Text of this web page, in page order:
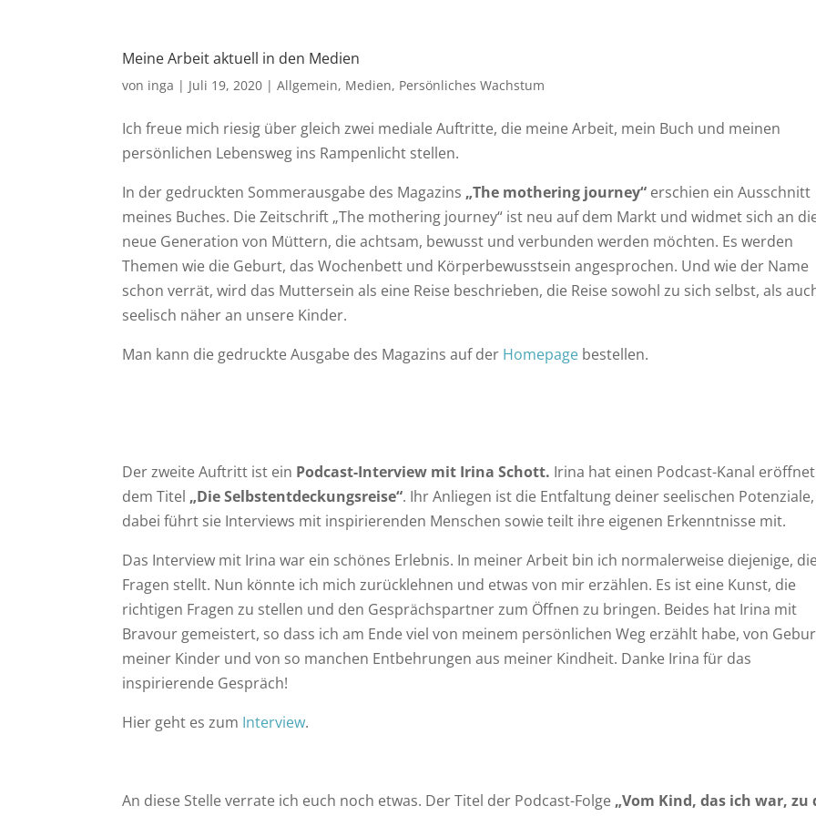
Meine Arbeit aktuell in den Medien
von inga | Juli 19, 2020 |Allgemein, Medien, Persönliches Wachstum
Ich freue mich riesig über gleich zwei mediale Auftritte, die meine Arbeit, mein Buch und meinen
persönlichen Lebensweg ins Rampenlicht stellen.
In der gedruckten Sommerausgabe des Magazins „The mothering journey“ erschien ein Ausschnitt
meines Buches. Die Zeitschrift „The mothering journey“ ist neu auf dem Markt und widmet sich an
neue Generation von Müttern, die achtsam, bewusst und verbunden werden möchten. Es werden
Themen wie die Geburt, das Wochenbett und Körperbewusstsein angesprochen. Und wie der Name
schon verrät, wird das Muttersein als eine Reise beschrieben, die Reise sowohl zu sich selbst, als
seelisch näher an unsere Kinder.
Man kann die gedruckte Ausgabe des Magazins auf der Homepage bestellen.
Der zweite Auftritt ist ein Podcast-Interview mit Irina Schott. Irina hat einen Podcast-Kanal
dem Titel „Die Selbstentdeckungsreise“. Ihr Anliegen ist die Entfaltung deiner seelischen Potenziale,
dabei führt sie Interviews mit inspirierenden Menschen sowie teilt ihre eigenen Erkenntnisse mit.
Das Interview mit Irina war ein schönes Erlebnis. In meiner Arbeit bin ich normalerweise diejenige,
Fragen stellt. Nun könnte ich mich zurücklehnen und etwas von mir erzählen. Es ist eine Kunst, die
richtigen Fragen zu stellen und den Gesprächspartner zum Öffnen zu bringen. Beides hat Irina mit
Bravour gemeistert, so dass ich am Ende viel von meinem persönlichen Weg erzählt habe, von
meiner Kinder und von so manchen Entbehrungen aus meiner Kindheit. Danke Irina für das
inspirierende Gespräch!
Hier geht es zum Interview.
An diese Stelle verrate ich euch noch etwas. Der Titel der Podcast-Folge „Vom Kind, das ich war, zu